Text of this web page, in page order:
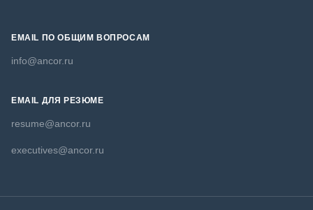
EMAIL ПО ОБЩИМ ВОПРОСАМ
info@ancor.ru
EMAIL ДЛЯ РЕЗЮМЕ
resume@ancor.ru
executives@ancor.ru